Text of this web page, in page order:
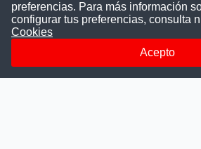
ConvocatoriasDeTrabajo.com es una
la difusión y transparencia de los
ayudamos a las instituciones a
talentos. A nuestros usuarios le
preferencias. Para más información
configurar tus preferencias, consulta
Cookies
Acepto